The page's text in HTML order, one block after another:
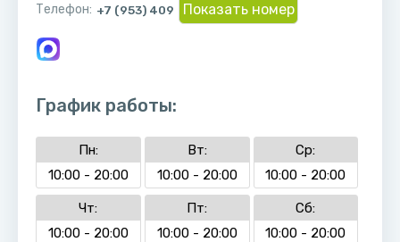
Телефон: +7 (953) 409 Показать номер
График работы:
Пн:
10:00 - 20:00
Вт:
10:00 - 20:00
Ср:
10:00 - 20:00
Чт:
10:00 - 20:00
Пт:
10:00 - 20:00
Сб:
10:00 - 20:00